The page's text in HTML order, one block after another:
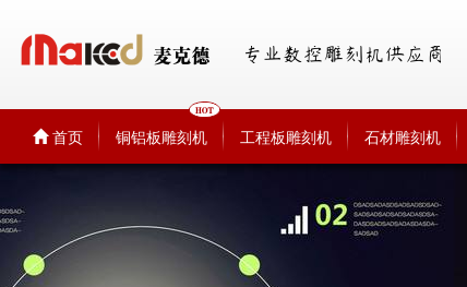
首页 铜铝板雕刻机 工程板雕刻机 石材雕刻机